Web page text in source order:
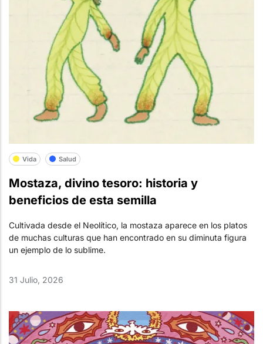
Vida Salud
Mostaza, divino tesoro: historia y
beneficios de esta semilla
Cultivada desde el Neolítico, la mostaza aparece en los platos
de muchas culturas que han encontrado en su diminuta figura
un ejemplo de lo sublime.
31 Julio, 2026